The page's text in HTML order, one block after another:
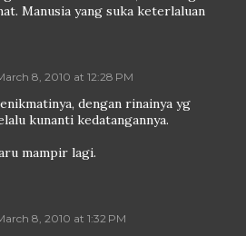
Manusia yang suka keterlaluan
8, 2010 at 12:28 PM
dengan rinainya yg
kunanti kedatangannya.
mampir lagi.
8, 2010 at 1:32 PM